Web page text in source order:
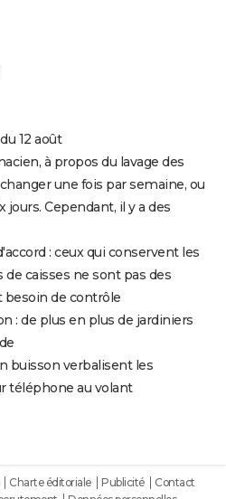
12 août
à propos du lavage des
une fois par semaine, ou
Cependant, il y a des
: ceux qui conservent les
de caisses ne sont pas des
besoin de contrôle
: de plus en plus de jardiniers
buisson verbalisent les
téléphone au volant
Charte éditoriale Publicité
Contact